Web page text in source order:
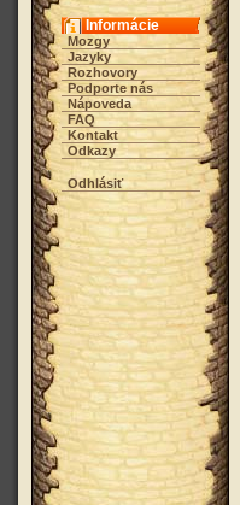
Informácie
Mozgy
Jazyky
Rozhovory
Podporte nás
Nápoveda
FAQ
Kontakt
Odkazy
Odhlásiť